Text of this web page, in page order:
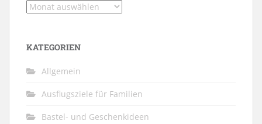
Archiv
KATEGORIEN
Allgemein
Ausflugsziele für Familien
Bastel- und Geschenkideen